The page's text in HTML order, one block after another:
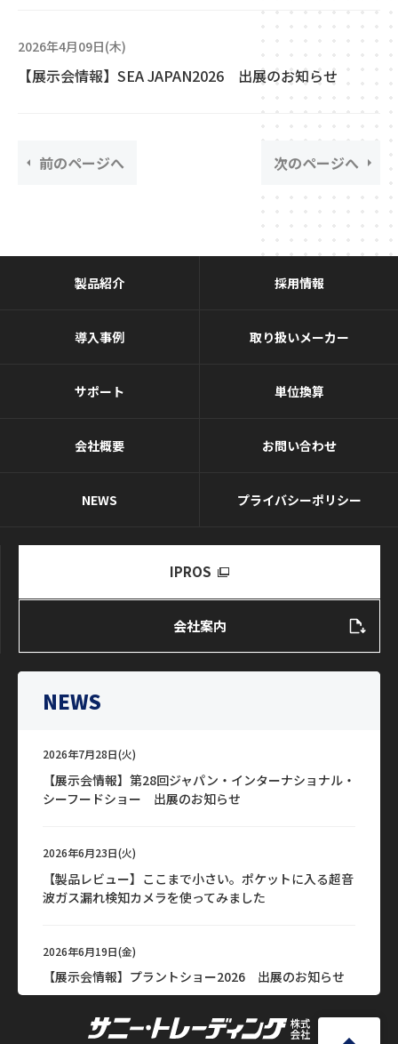
2026年4月09日(木)
【展示会情報】SEA JAPAN2026 出展のお知らせ
前のページへ 次のページへ
製品紹介
導入事例
サポート
会社概要
NEWS
採用情報
取り扱いメーカー
単位換算
お問い合わせ
プライバシーポリシー
会社案内
IPROS
NEWS
2026年7月28日(火)
【展示会情報】第28回ジャパン・インターナショナル・
シーフードショー 出展のお知らせ
2026年6月23日(火)
【製品レビュー】ここまで小さい。ポケットに入る超音
波ガス漏れ検知カメラを使ってみました
2026年6月19日(金)
【展示会情報】プラントショー2026 出展のお知らせ
2026年6月15日(月)